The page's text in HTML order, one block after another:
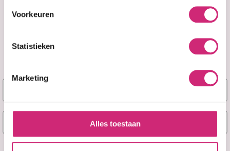
Voorkeuren
Statistieken
Marketing
Alles toestaan
Glowing Maxi
€19,99
Pure White Gold
Tone Lightening
€11,99
Naam
E-mail